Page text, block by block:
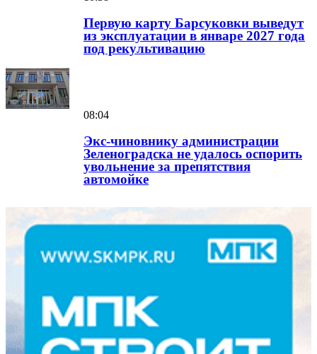
Первую карту Барсуковки выведут
из эксплуатации в январе 2027 года
под рекультивацию
08:04
Экс-чиновнику администрации
Зеленоградска не удалось оспорить
увольнение за препятствия
автомойке